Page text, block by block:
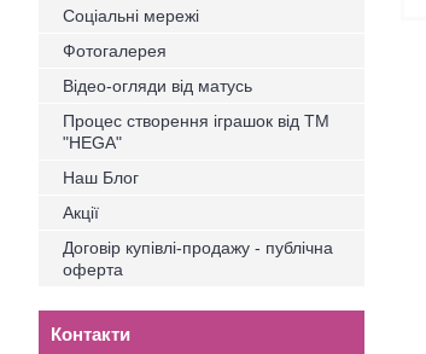
Соціальні мережі
Фотогалерея
Відео-огляди від матусь
Процес створення іграшок від ТМ
"HEGA"
Наш Блог
Акції
Договір купівлі-продажу - публічна
оферта
Контакти